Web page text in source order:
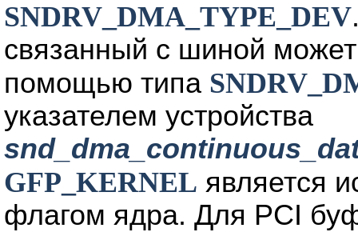
SNDRV_DMA_TYPE_DEV
связанный с шиной
помощью типа
указателем устройства
GFP_KERNEL является
флагом ядра. Для PCI